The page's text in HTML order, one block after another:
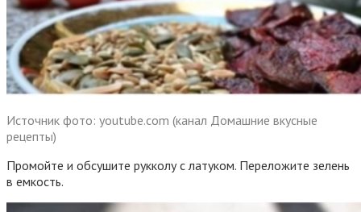
Источник фото: youtube.com (канал Домашние вкусные
рецепты)
Промойте и обсушите рукколу с латуком. Переложите зелень
в емкость.